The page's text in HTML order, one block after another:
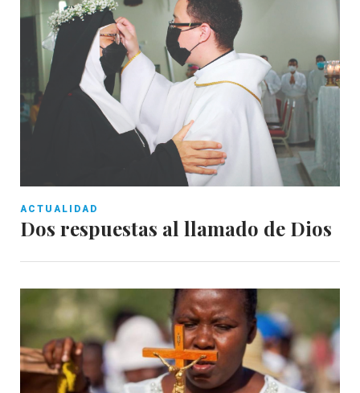
ACTUALIDAD
Dos respuestas al llamado de Dios